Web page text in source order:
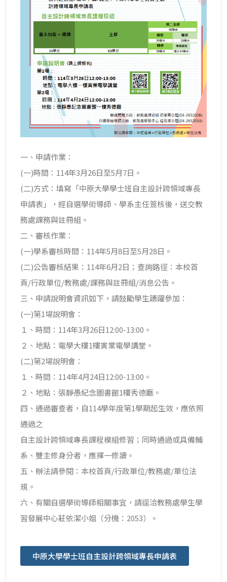
一、申請作業：
(一)時間：114年3月26日至5月7日。
(二)方式：填寫「中原大學學士班自主設計跨領域專長
申請表」，經自選學術導師、學系主任簽核後，送交教
務處課務與註冊組。
二、審核作業：
(一)學系審核時間：114年5月8日至5月28日。
(二)公告審核結果：114年6月2日；查詢路徑：本校首
頁/行政單位/教務處/課務與註冊組/消息公告。
三、申請說明會資訊如下，請鼓勵學生踴躍參加：
(一)第1場說明會：
１、時間：114年3月26日12:00-13:00。
２、地點：電學大樓1樓寅業電學講堂。
(二)第2場說明會：
１、時間：114年4月24日12:00-13:00。
２、地點：張靜愚紀念圖書館1樓秀德廳。
四、通過審查者，自114學年度第1學期起生效，應依照
通過之
自主設計跨領域專長課程模組修習；同時通過或具備輔
系、雙主修身分者，應擇一修讀。
五、辦法請參閱：本校首頁/行政單位/教務處/單位法
規。
六、有關自選學術導師相關事宜，請逕洽教務處學生學
習發展中心莊依潔小姐（分機：2053）。
中原大學學士班自主設計跨領域專長申請表